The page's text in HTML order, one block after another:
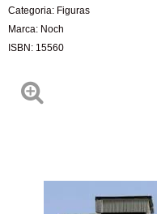
Categoria: Figuras
Marca: Noch
ISBN: 15560